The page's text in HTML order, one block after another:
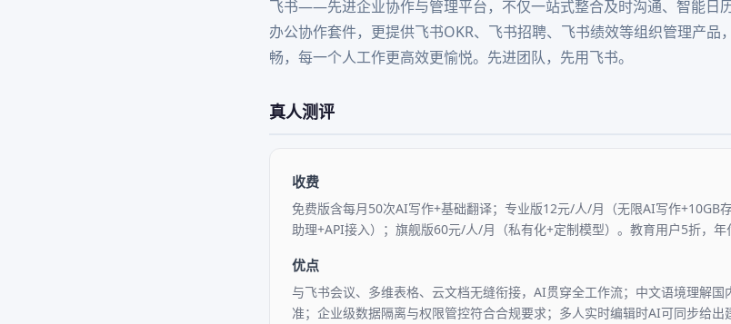
飞书——先进企业协作与管理平台，不仅一站式整合及时沟通、智能日
办公协作套件，更提供飞书OKR、飞书招聘、飞书绩效等组织管理产品
畅，每一个人工作更高效更愉悦。先进团队，先用飞书。
真人测评
收费
免费版含每月50次AI写作+基础翻译；专业版12元/人/月（无限AI写作+10GB
助理+API接入）；旗舰版60元/人/月（私有化+定制模型）。教育用户5折，年
优点
与飞书会议、多维表格、云文档无缝衔接，AI贯穿全工作流；中文语境理解
准；企业级数据隔离与权限管控符合合规要求；多人实时编辑时AI可同步给